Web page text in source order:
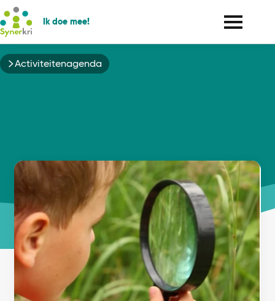
Ik doe mee!
Kruimelpad
Activiteitenagenda